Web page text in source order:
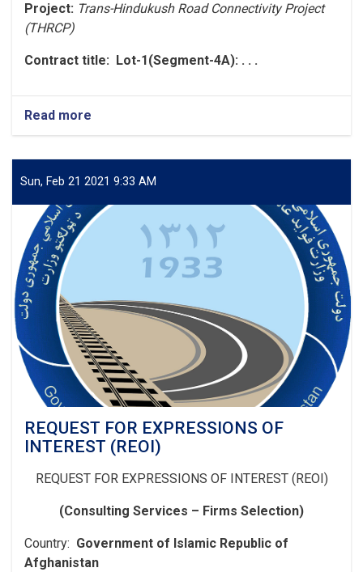
Project: Trans-Hindukush Road Connectivity Project
(THRCP)
Contract title: Lot-1(Segment-4A): . . .
Read more
Request
Bids
(Lot-
4A):
Construction
(B2B)
Asphalt
Road,
Segment-
4A
(60+760
to
85+575)
and
Lot-
2(Segment-
4B):
Construction
of
to
Bamyan
Sun, Feb 21 2021 9:33 AM
REQUEST FOR EXPRESSIONS OF
INTEREST (REOI)
REQUEST FOR EXPRESSIONS OF INTEREST (REOI)
(Consulting Services – Firms Selection)
Country: Government of Islamic Republic of
Afghanistan